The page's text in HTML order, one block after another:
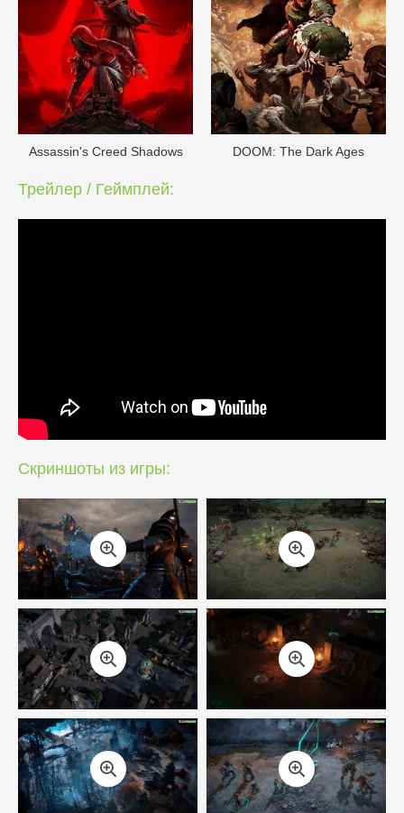
Assassin's Creed Shadows DOОM: The Dark Ages
Трейлер / Геймплей:
Скриншоты из игры: